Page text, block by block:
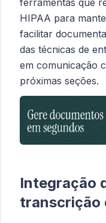
HIPAA para
facilitar
das técnicas de
em comunicação
próximas seções.
Integração
transcrição